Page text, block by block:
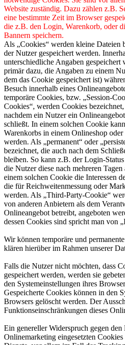
Website zuständig. Dazu zählen z.B.
eine bestimmte Zeit im Browser
die z.B. den Login, Warenkorb, oder
Bannern speichern.
Als „Cookies“ werden kleine Dateien
der Nutzer gespeichert werden.
unterschiedliche Angaben
primär dazu, die Angaben zu einem
dem das Cookie gespeichert ist)
Besuch innerhalb eines
temporäre Cookies, bzw. „Session-
Cookies“, werden Cookies
nachdem ein Nutzer ein
schließt. In einem solchen Cookie
Warenkorbs in einem Onlineshop
werden. Als „permanent“ oder
bezeichnet, die auch nach dem
bleiben. So kann z.B. der Login-
die Nutzer diese nach mehreren
einem solchen Cookie die Interessen
die für Reichweitenmessung oder
werden. Als „Third-Party-Cookie“
von anderen Anbietern als dem
Onlineangebot betreibt, angeboten
dessen Cookies sind spricht man von
Wir können temporäre und
klären hierüber im Rahmen unserer
Falls die Nutzer nicht möchten, dass
gespeichert werden, werden sie
den Systemeinstellungen ihres
Gespeicherte Cookies können in den
Browsers gelöscht werden. Der
Funktionseinschränkungen dieses
Ein genereller Widerspruch gegen
Onlinemarketing eingesetzten